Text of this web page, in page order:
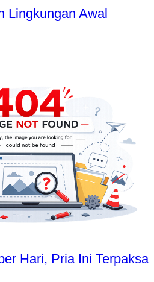
Lingkungan Awal
Hari, Pria Ini Terpaksa